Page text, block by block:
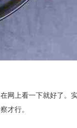
网上看一下就好了。
才行。